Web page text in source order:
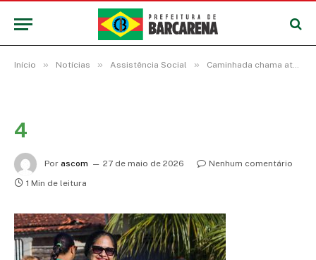
Início » Notícias » Assistência Social » Caminhada chama atenção para proteção de crianças e adolescentes
4
Por ascom 27 de maio de 2026
Nenhum comentário
1 Min de leitura